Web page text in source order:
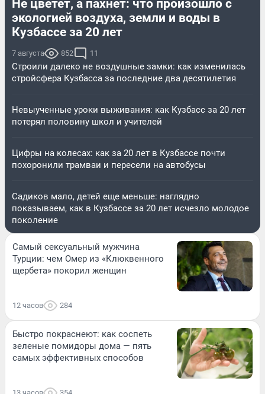
Не цветет, а пахнет: что произошло с
экологией воздуха, земли и воды в
Кузбассе за 20 лет
7 августа 852 11
Строили далеко не воздушные замки: как изменилась
стройсфера Кузбасса за последние два десятилетия
Невыученные уроки выживания: как Кузбасс за 20 лет
потерял половину школ и учителей
Цифры на колесах: как за 20 лет в Кузбассе почти
похоронили трамваи и пересели на автобусы
Садиков мало, детей еще меньше: наглядно
показываем, как в Кузбассе за 20 лет исчезло молодое
поколение
Самый сексуальный мужчина
Турции: чем Омер из «Клюквенного
щербета» покорил женщин
12 часов 284
Быстро покраснеют: как соспеть
зеленые помидоры дома — пять
самых эффективных способов